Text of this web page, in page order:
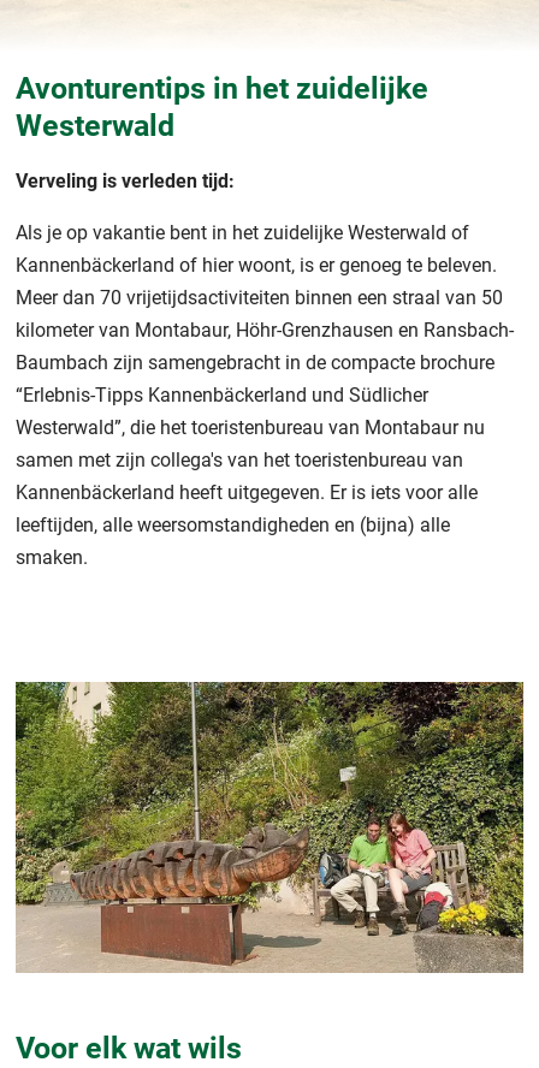
Avonturentips in het zuidelijke
Westerwald
Verveling is verleden tijd:
Als je op vakantie bent in het zuidelijke Westerwald of
Kannenbäckerland of hier woont, is er genoeg te beleven.
Meer dan 70 vrijetijdsactiviteiten binnen een straal van 50
kilometer van Montabaur, Höhr-Grenzhausen en Ransbach-
Baumbach zijn samengebracht in de compacte brochure
“Erlebnis-Tipps Kannenbäckerland und Südlicher
Westerwald”, die het toeristenbureau van Montabaur nu
samen met zijn collega's van het toeristenbureau van
Kannenbäckerland heeft uitgegeven. Er is iets voor alle
leeftijden, alle weersomstandigheden en (bijna) alle
smaken.
Voor elk wat wils